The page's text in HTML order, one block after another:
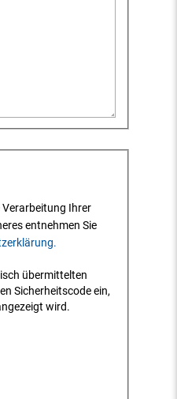
Ihrer
entnehmen Sie
übermittelten
Sicherheitscode ein,
wird.